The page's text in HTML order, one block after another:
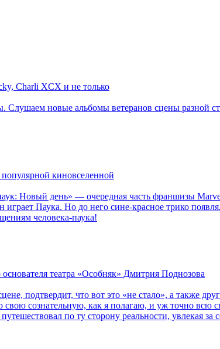
Charli XCX и не только
новые альбомы ветеранов сцены разной
киновселенной
Новый день» — очередная часть франшизы
Паука. Но до него сине-красное трико
человека-паука!
театра «Особняк» Дмитрия Поднозова
подтвердит, что вот это «не стало», а также
сознательную, как я полагаю, и уж точно всю
по ту сторону реальности, увлекая за